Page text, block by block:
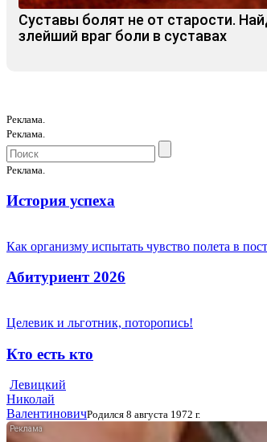
Суставы болят не от старости.
злейший враг боли в суставах
Реклама.
Реклама.
Реклама.
История успеха
Как организму испытать чувство полета в
Абитуриент 2026
Целевик и льготник, поторопись!
Кто есть кто
Левицкий
Николай
ВалентиновичРодился 8 августа 1972 г.